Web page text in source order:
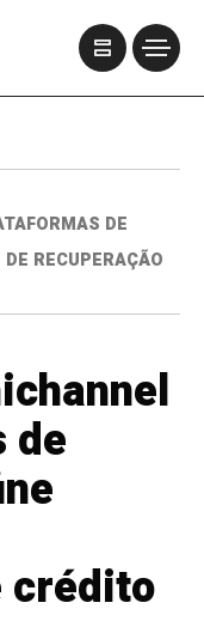
DE
RECUPERAÇÃO
de
crédito